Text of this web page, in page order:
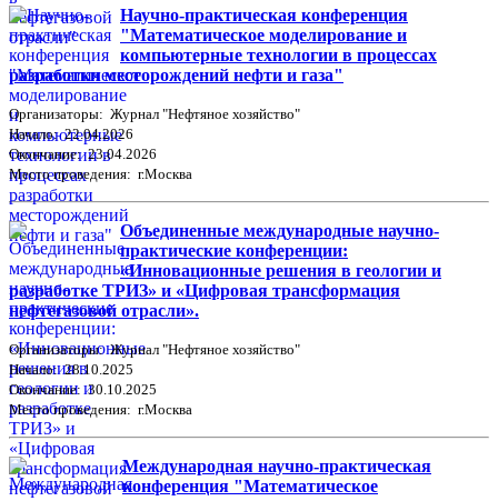
Научно-практическая конференция
"Математическое моделирование и
компьютерные технологии в процессах
разработки месторождений нефти и газа"
Организаторы: Журнал "Нефтяное хозяйство"
Начало: 22.04.2026
Окончание: 23.04.2026
Место проведения: г.Москва
Объединенные международные научно-
практические конференции:
«Инновационные решения в геологии и
разработке ТРИЗ» и «Цифровая трансформация
нефтегазовой отрасли».
Организаторы: Журнал "Нефтяное хозяйство"
Начало: 28.10.2025
Окончание: 30.10.2025
Место проведения: г.Москва
Международная научно-практическая
конференция "Математическое